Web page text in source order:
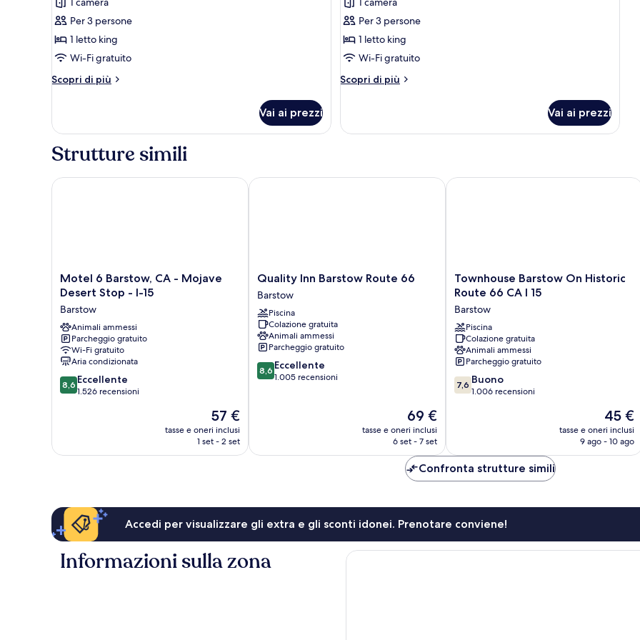
Per 3 persone
1 letto king
Wi-Fi gratuito
Scopri di più
Altri
Executive
Vai ai prezzi
Per 3 persone
1 letto king
Wi-Fi gratuito
Scopri di più
Altri
Standard
Vai ai prezzi
Strutture simili
Motel
6
CA
-
Mojave
Desert
Stop
-
I-
Motel 6 Barstow, CA - Mojave
Desert Stop - I-15
Barstow
Animali ammessi
Parcheggio gratuito
Wi-Fi gratuito
Aria condizionata
8.6
su
8,6 Eccellente
1.526 recensioni
Il
prezzo
attuale
57 €
tasse e oneri inclusi
1 set - 2 set
Motel 6 Barstow, CA - Mojave Desert Stop - I-15
Quality
Inn
Barstow
Route
66
Barstow
Quality Inn Barstow Route 66
Barstow
Piscina
Colazione gratuita
Animali ammessi
Parcheggio gratuito
8.6
su
8,6 Eccellente
1.005 recensioni
Il
prezzo
attuale
69 €
69 €
tasse e oneri inclusi
6 set - 7 set
Quality Inn Barstow Route 66
Townhouse
Barstow
Historic
Route
66
CA
I
15
Barstow
Townhouse Barstow On Historic
Route 66 CA I 15
Barstow
Piscina
Colazione gratuita
Animali ammessi
Parcheggio gratuito
7.6
su
7,6 Buono
1.006 recensioni
Il
prezzo
attuale
45 €
tasse e oneri inclusi
9 ago - 10 ago
Townhouse Barstow On Historic Route
Confronta strutture simili
Accedi per visualizzare gli extra e gli sconti idonei. Prenotare conviene!
Informazioni sulla zona